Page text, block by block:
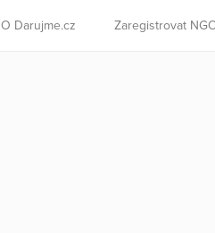
O Darujme.cz Zaregistrovat